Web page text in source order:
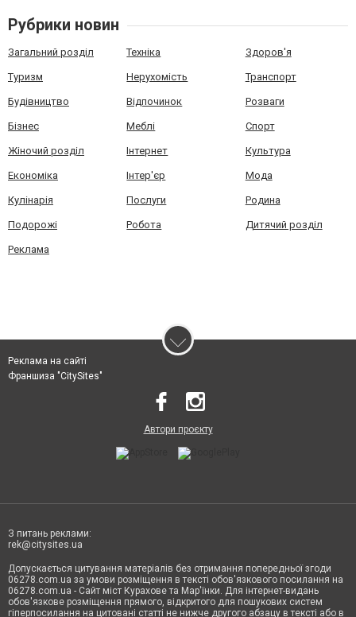
Рубрики новин
Загальний розділ Техніка Здоров'я
Туризм Нерухомість Транспорт
Будівництво Відпочинок Розваги
Бізнес Меблі Спорт
Жіночий розділ Інтернет Культура
Економіка Інтер'єр Мода
Кулінарія Послуги Родина
Подорожі Робота Дитячий розділ
Реклама
Реклама на сайті
Франшиза "CitySites"
Автори проєкту
З питань реклами:
rek@citysites.ua
Допускається цитування матеріалів без отримання попередньої згоди
06278.com.ua за умови розміщення в тексті обов'язкового посилання на
06278.com.ua - Сайт міст Курахове та Мар'їнки. Для інтернет-видань
обов'язкове розміщення прямого, відкритого для пошукових систем
гіперпосилання на цитовані статті не нижче другого абзацу в тексті або в